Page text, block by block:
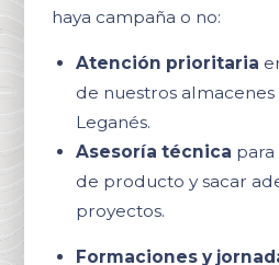
haya campaña o no:
Atención prioritaria
de nuestros
Leganés.
Asesoría técnica
de producto y sacar
proyectos.
Formaciones y